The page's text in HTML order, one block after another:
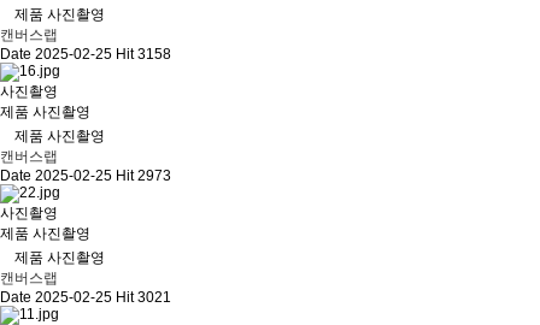
제품 사진촬영
캔버스랩
Date 2025-02-25 Hit 3158
사진촬영
제품 사진촬영
제품 사진촬영
캔버스랩
Date 2025-02-25 Hit 2973
사진촬영
제품 사진촬영
제품 사진촬영
캔버스랩
Date 2025-02-25 Hit 3021